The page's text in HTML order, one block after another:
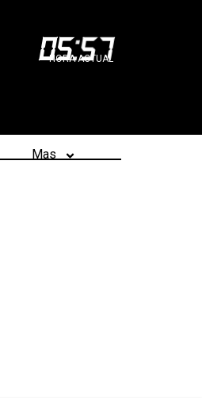
05:57
HORA ACTUAL
Mas